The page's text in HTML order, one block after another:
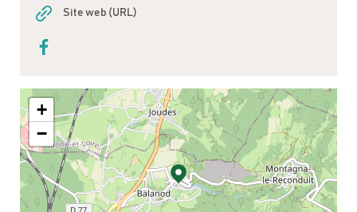
Site web (URL)
+
−